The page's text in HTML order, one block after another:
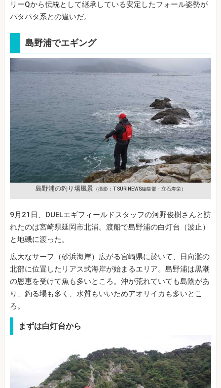
リーQから伝統として継承している安定したフォール姿勢が
パタパタ系との違いだ。
島野浦でエギング
島野浦の釣り場風景（撮影：TSURINEWS編集部・立石寿栄）
9月21日、DUELエギフィールドスタッフの河野俊樹さんと訪
れたのは宮崎県延岡市北浦。渡船で島野浦の白灯台（波止）
と地磯に渡った。
広大なサーフ（砂浜海岸）広がる宮崎県に於いて、日向灘の
北部に位置したリアス式海岸が始まるエリア。島野浦は黒潮
の恩恵を受けて魚も多いところ。沖が荒れていても島陰があ
り、釣る場も多く、水質もいいためアオリイカも多いとこ
ろ。
まずは白灯台から